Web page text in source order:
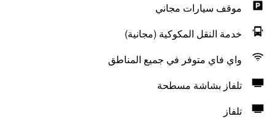
موقف سيارات مجاني
خدمة النقل المكوكية (مجانية)
واي فاي متوفر في جميع المناطق
تلفاز بشاشة مسطحة
تلفاز